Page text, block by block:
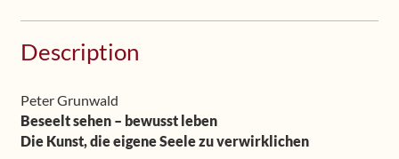
Hörbuch
(Download,
deutsch)
+
Description
Peter Grunwald
Beseelt sehen – bewusst leben
Die Kunst, die eigene Seele zu verwirklichen